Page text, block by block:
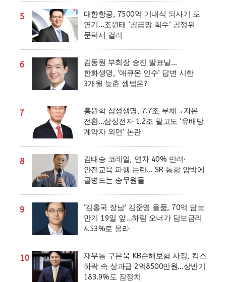
5
대한항공, 7500억 기내식 되사기 또
연기…조원태 ‘공급망 회수’ 공정위
문턱서 걸려
6
김동원 부회장 승진 발표날…
한화생명, ‘애큐온 인수’ 답변 시한
3개월 늦춘 셈법은?
7
홍원학 삼성생명, 7.7조 부채→자본
전환…삼성전자 1.2조 팔고도 ‘유배당
계약자 외면’ 논란
8
김태승 코레일, 연차 40% 반려·
안전교육 파행 논란… SR 통합 압박에
골병드는 승무원들
9
‘김홍국 장남’ 김준영 올품, 70억 담보
만기 19일 앞…하림 오너가 담보금리
4.53%로 올라
10
재무통 구본욱 KB손해보험 사장, 킥스
하락 속 성과급 2억8500만원…상반기
183.9%도 잠정치